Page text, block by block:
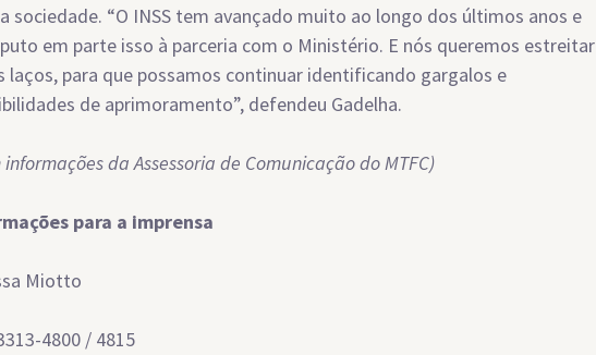
sociedade. “O INSS tem avançado muito ao longo dos últimos anos e
em parte isso à parceria com o Ministério. E nós queremos estreitar
laços, para que possamos continuar identificando gargalos e
de aprimoramento”, defendeu Gadelha.
informações da Assessoria de Comunicação do MTFC)
para a imprensa
Miotto
4800 / 4815